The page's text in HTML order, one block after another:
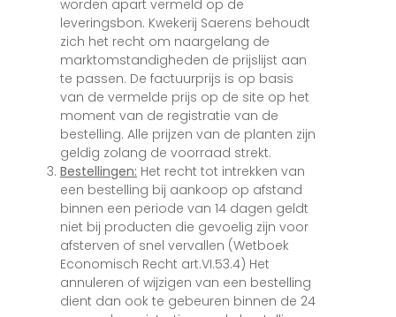
worden apart vermeld op de
leveringsbon. Kwekerij Saerens behoudt
zich het recht om naargelang de
marktomstandigheden de prijslijst aan
te passen. De factuurprijs is op basis
van de vermelde prijs op de site op het
moment van de registratie van de
bestelling. Alle prijzen van de planten zijn
geldig zolang de voorraad strekt.
Bestellingen: Het recht tot intrekken van
een bestelling bij aankoop op afstand
binnen een periode van 14 dagen geldt
niet bij producten die gevoelig zijn voor
afsterven of snel vervallen (Wetboek
Economisch Recht art.VI.53.4) Het
annuleren of wijzigen van een bestelling
dient dan ook te gebeuren binnen de 24